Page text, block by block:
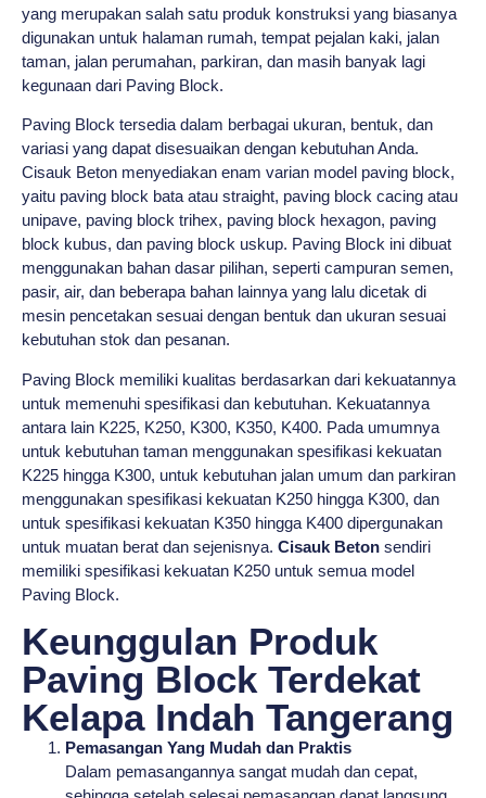
yang merupakan salah satu produk konstruksi yang biasanya
digunakan untuk halaman rumah, tempat pejalan kaki, jalan
taman, jalan perumahan, parkiran, dan masih banyak lagi
kegunaan dari Paving Block.
Paving Block tersedia dalam berbagai ukuran, bentuk, dan
variasi yang dapat disesuaikan dengan kebutuhan Anda.
Cisauk Beton menyediakan enam varian model paving block,
yaitu paving block bata atau straight, paving block cacing atau
unipave, paving block trihex, paving block hexagon, paving
block kubus, dan paving block uskup. Paving Block ini dibuat
menggunakan bahan dasar pilihan, seperti campuran semen,
pasir, air, dan beberapa bahan lainnya yang lalu dicetak di
mesin pencetakan sesuai dengan bentuk dan ukuran sesuai
kebutuhan stok dan pesanan.
Paving Block memiliki kualitas berdasarkan dari kekuatannya
untuk memenuhi spesifikasi dan kebutuhan. Kekuatannya
antara lain K225, K250, K300, K350, K400. Pada umumnya
untuk kebutuhan taman menggunakan spesifikasi kekuatan
K225 hingga K300, untuk kebutuhan jalan umum dan parkiran
menggunakan spesifikasi kekuatan K250 hingga K300, dan
untuk spesifikasi kekuatan K350 hingga K400 dipergunakan
untuk muatan berat dan sejenisnya. Cisauk Beton sendiri
memiliki spesifikasi kekuatan K250 untuk semua model
Paving Block.
Keunggulan Produk
Paving Block Terdekat
Kelapa Indah Tangerang
Pemasangan Yang Mudah dan Praktis
Dalam pemasangannya sangat mudah dan cepat,